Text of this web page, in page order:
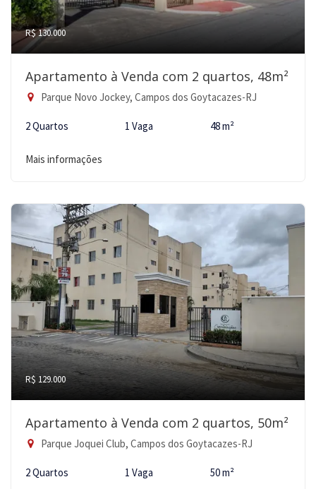
R$ 130.000
Apartamento à Venda com 2 quartos, 48m²
Parque Novo Jockey, Campos dos Goytacazes-RJ
2 Quartos 1 Vaga 48 m²
Mais informações
R$ 129.000
Apartamento à Venda com 2 quartos, 50m²
Parque Joquei Club, Campos dos Goytacazes-RJ
2 Quartos 1 Vaga 50 m²